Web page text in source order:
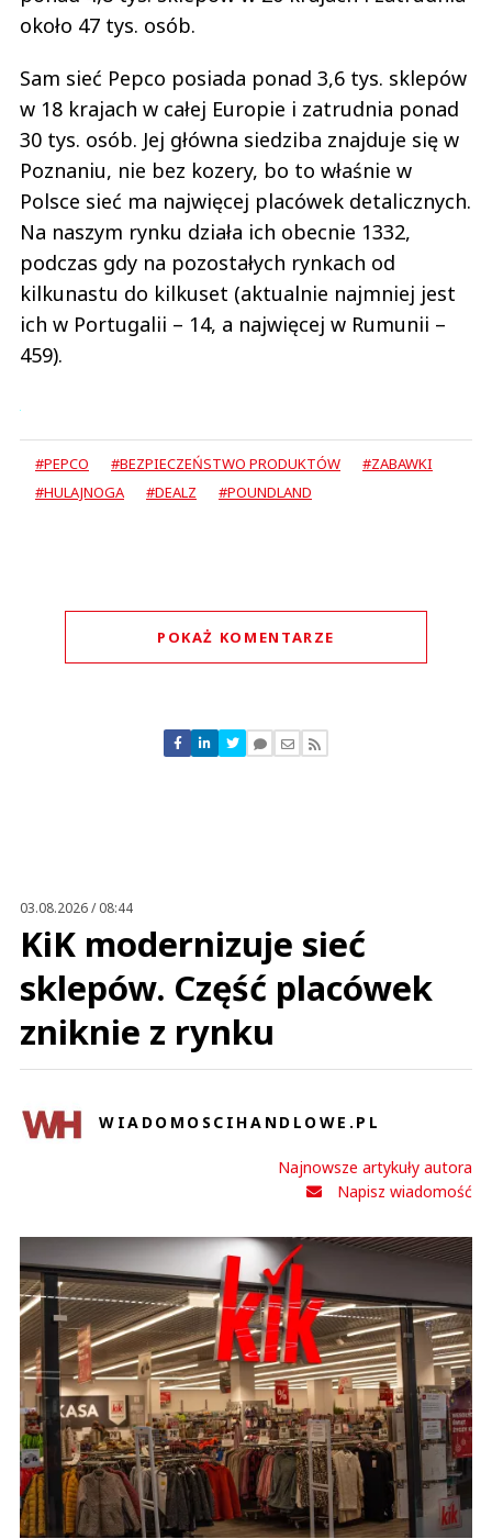
około 47 tys. osób.
Sam sieć Pepco posiada ponad 3,6 tys. sklepów
w 18 krajach w całej Europie i zatrudnia ponad
30 tys. osób. Jej główna siedziba znajduje się w
Poznaniu, nie bez kozery, bo to właśnie w
Polsce sieć ma najwięcej placówek detalicznych.
Na naszym rynku działa ich obecnie 1332,
podczas gdy na pozostałych rynkach od
kilkunastu do kilkuset (aktualnie najmniej jest
ich w Portugalii – 14, a najwięcej w Rumunii –
459).
#PEPCO #BEZPIECZEŃSTWO PRODUKTÓW
#ZABAWKI
#HULAJNOGA
#DEALZ #POUNDLAND
POKAŻ KOMENTARZE
Nie znaleziono komentarzy
Zostaw swoje komentarze
03.08.2026 / 08:44
KiK modernizuje sieć
sklepów. Część placówek
zniknie z rynku
WIADOMOSCIHANDLOWE.PL
Najnowsze artykuły autora
Napisz wiadomość